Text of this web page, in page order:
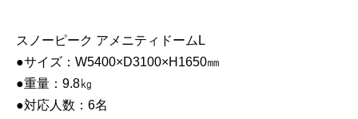
スノーピーク アメニティドームL
●サイズ：W5400×D3100×H1650㎜
●重量：9.8㎏
●対応人数：6名